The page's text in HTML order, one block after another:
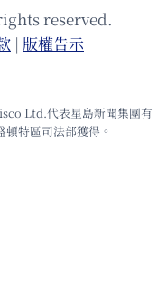
reserved.
| 版權告⽰
Ltd.代表星島新聞集團有
特區司法部獲得。